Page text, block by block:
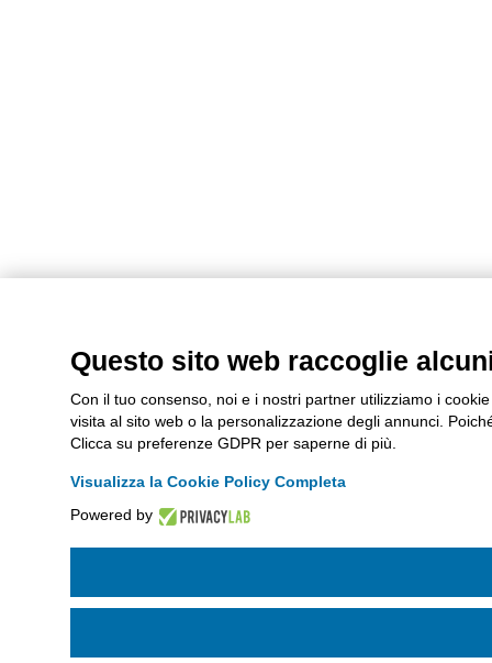
Questo sito web raccoglie
Con il tuo consenso, noi e i nostri partner utilizziamo i
visita al sito web o la personalizzazione degli annunci.
Clicca su preferenze GDPR per saperne di più.
Visualizza la Cookie Policy Completa
Powered by